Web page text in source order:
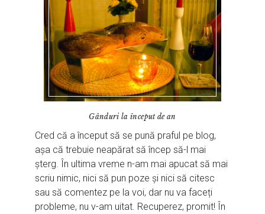
Gânduri la început de an
Cred că a început să se pună praful pe blog,
așa că trebuie neapărat să încep să-l mai
șterg. În ultima vreme n-am mai apucat să mai
scriu nimic, nici să pun poze și nici să citesc
sau să comentez pe la voi, dar nu va faceți
probleme, nu v-am uitat. Recuperez, promit! În